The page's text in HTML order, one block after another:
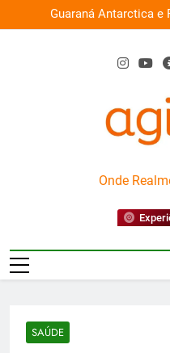
to
Guaraná Antarctica e
shopping
Onde
SAÚDE